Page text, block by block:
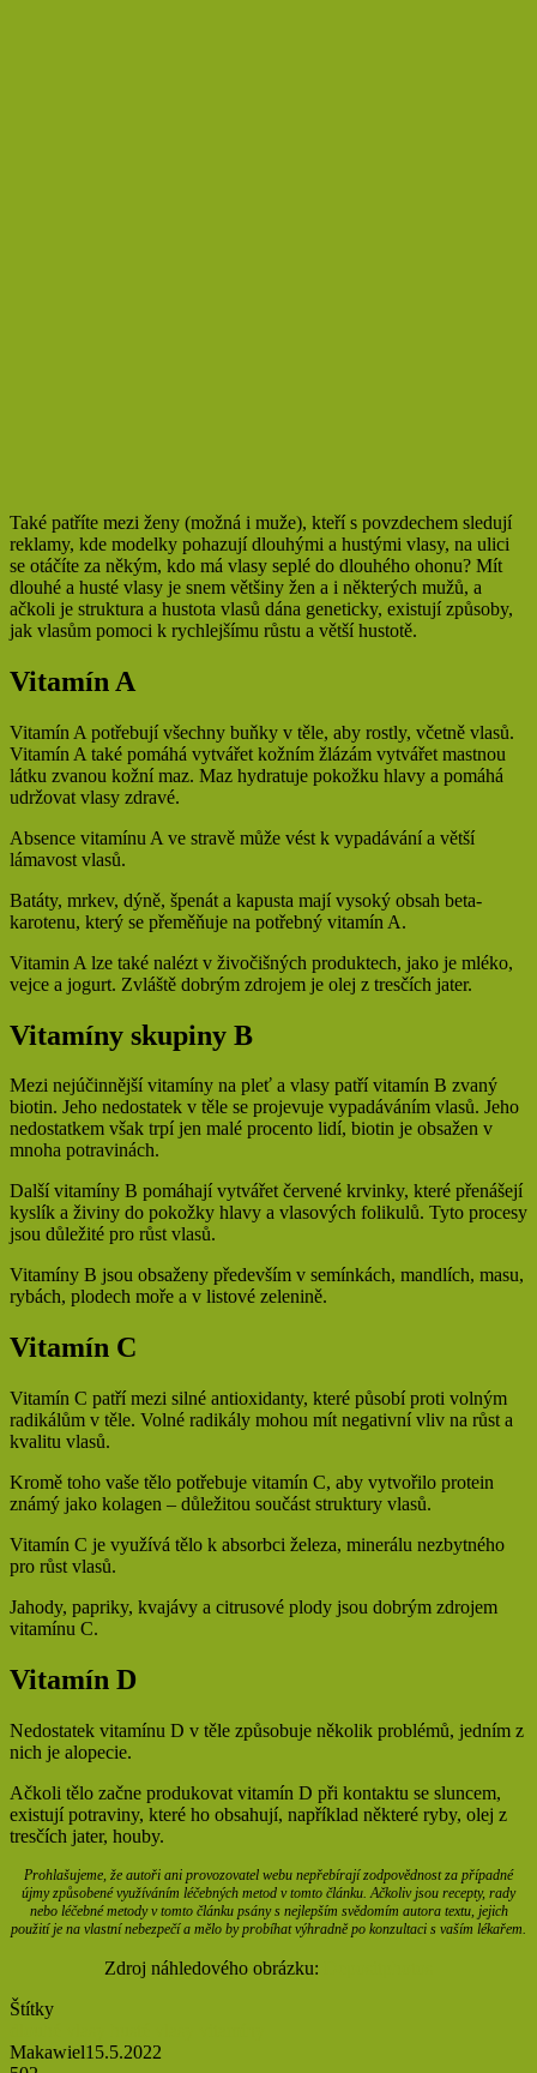
Také patříte mezi ženy (možná i muže), kteří s povzdechem sledují
reklamy, kde modelky pohazují dlouhými a hustými vlasy, na ulici
se otáčíte za někým, kdo má vlasy seplé do dlouhého ohonu? Mít
dlouhé a husté vlasy je snem většiny žen a i některých mužů, a
ačkoli je struktura a hustota vlasů dána geneticky, existují způsoby,
jak vlasům pomoci k rychlejšímu růstu a větší hustotě.
Vitamín A
Vitamín A potřebují všechny buňky v těle, aby rostly, včetně vlasů.
Vitamín A také pomáhá vytvářet kožním žlázám vytvářet mastnou
látku zvanou kožní maz. Maz hydratuje pokožku hlavy a pomáhá
udržovat vlasy zdravé.
Absence vitamínu A ve stravě může vést k vypadávání a větší
lámavost vlasů.
Batáty, mrkev, dýně, špenát a kapusta mají vysoký obsah beta-
karotenu, který se přeměňuje na potřebný vitamín A.
Vitamin A lze také nalézt v živočišných produktech, jako je mléko,
vejce a jogurt. Zvláště dobrým zdrojem je olej z tresčích jater.
Vitamíny skupiny B
Mezi nejúčinnější vitamíny na pleť a vlasy patří vitamín B zvaný
biotin. Jeho nedostatek v těle se projevuje vypadáváním vlasů. Jeho
nedostatkem však trpí jen malé procento lidí, biotin je obsažen v
mnoha potravinách.
Další vitamíny B pomáhají vytvářet červené krvinky, které přenášejí
kyslík a živiny do pokožky hlavy a vlasových folikulů. Tyto procesy
jsou důležité pro růst vlasů.
Vitamíny B jsou obsaženy především v semínkách, mandlích, masu,
rybách, plodech moře a v listové zelenině.
Vitamín C
Vitamín C patří mezi silné antioxidanty, které působí proti volným
radikálům v těle. Volné radikály mohou mít negativní vliv na růst a
kvalitu vlasů.
Kromě toho vaše tělo potřebuje vitamín C, aby vytvořilo protein
známý jako kolagen – důležitou součást struktury vlasů.
Vitamín C je využívá tělo k absorbci železa, minerálu nezbytného
pro růst vlasů.
Jahody, papriky, kvajávy a citrusové plody jsou dobrým zdrojem
vitamínu C.
Vitamín D
Nedostatek vitamínu D v těle způsobuje několik problémů, jedním z
nich je alopecie.
Ačkoli tělo začne produkovat vitamín D při kontaktu se sluncem,
existují potraviny, které ho obsahují, například některé ryby, olej z
tresčích jater, houby.
Prohlašujeme, že autoři ani provozovatel webu nepřebírají zodpovědnost za případné
újmy způsobené využíváním léčebných metod v tomto článku. Ačkoliv jsou recepty, rady
nebo léčebné metody v tomto článku psány s nejlepším svědomím autora textu, jejich
použití je na vlastní nebezpečí a mělo by probíhat výhradně po konzultaci s vaším lékařem.
Zdroj náhledového obrázku:
Štítky
Makawiel15.5.2022